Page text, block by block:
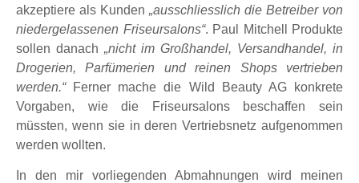
akzeptiere als Kunden „ausschliesslich die Betreiber von
niedergelassenen Friseursalons“. Paul Mitchell Produkte
sollen danach „nicht im Großhandel, Versandhandel, in
Drogerien, Parfümerien und reinen Shops vertrieben
werden.“Ferner mache die Wild Beauty AG konkrete
Vorgaben, wie die Friseursalons beschaffen sein
müssten, wenn sie in deren Vertriebsnetz aufgenommen
werden wollten.
In den mir vorliegenden Abmahnungen wird meinen